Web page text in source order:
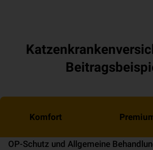
Komfort
OP-Schutz und Allgemeine